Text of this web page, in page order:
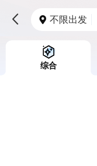
  不限出发
综合